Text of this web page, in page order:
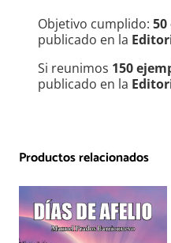
Objetivo cumplido:
publicado en la
Si reunimos 150
publicado en la
Productos relacionados